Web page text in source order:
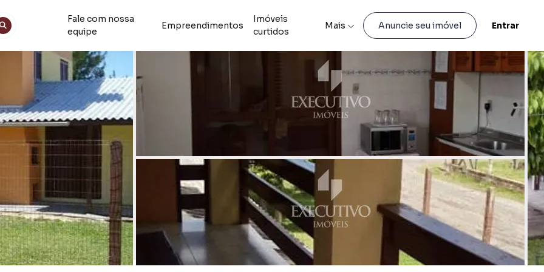
Fale com nossa
equipe
Empreendimentos
Imóveis
curtidos
Mais Anuncie seu imóvel Entrar